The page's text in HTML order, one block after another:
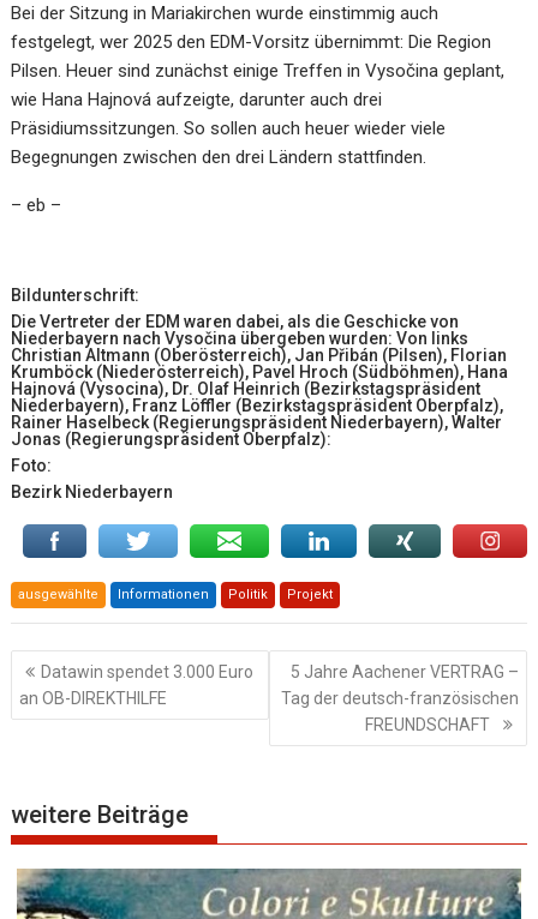
Bei der Sitzung in Mariakirchen wurde einstimmig auch
festgelegt, wer 2025 den EDM-Vorsitz übernimmt: Die Region
Pilsen. Heuer sind zunächst einige Treffen in Vysočina geplant,
wie Hana Hajnová aufzeigte, darunter auch drei
Präsidiumssitzungen. So sollen auch heuer wieder viele
Begegnungen zwischen den drei Ländern stattfinden.
– eb –
Bildunterschrift:
Die Vertreter der EDM waren dabei, als die Geschicke von
Niederbayern nach Vysočina übergeben wurden: Von links
Christian Altmann (Oberösterreich), Jan Přibán (Pilsen), Florian
Krumböck (Niederösterreich), Pavel Hroch (Südböhmen), Hana
Hajnová (Vysocina), Dr. Olaf Heinrich (Bezirkstagspräsident
Niederbayern), Franz Löffler (Bezirkstagspräsident Oberpfalz),
Rainer Haselbeck (Regierungspräsident Niederbayern), Walter
Jonas (Regierungspräsident Oberpfalz):
Foto:
Bezirk Niederbayern
ausgewählte Informationen Politik Projekt
Beitragsnavigation
Datawin spendet 3.000 Euro
an OB-DIREKTHILFE
5 Jahre Aachener VERTRAG –
Tag der deutsch-französischen
FREUNDSCHAFT
weitere Beiträge